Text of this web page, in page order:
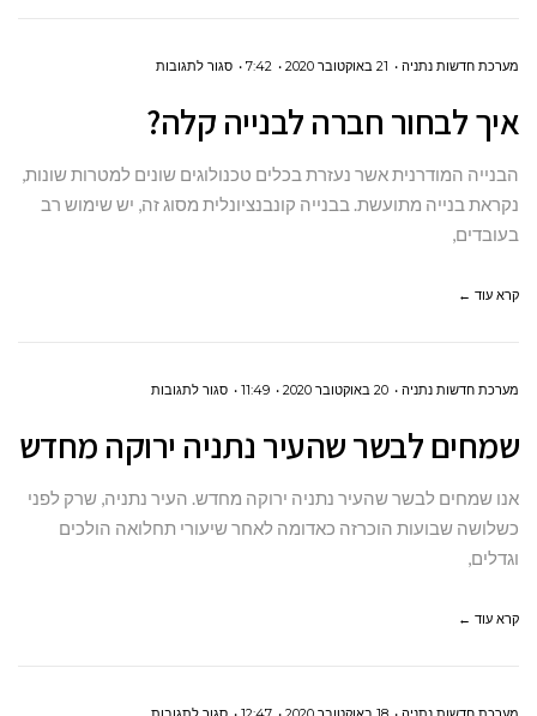
מערכת חדשות נתניה 21 באוקטובר 2020 7:42 סגור לתגובותעל
לבחור
לבנייה
איך לבחור חברה לבנייה קלה?
הבנייה המודרנית אשר נעזרת בכלים טכנולוגים שונים למטרות שונות,
נקראת בנייה מתועשת. בבנייה קונבנציונלית מסוג זה, יש שימוש רב
בעובדים,
קרא עוד ←
מערכת חדשות נתניה 20 באוקטובר 2020 11:49 סגור לתגובותעל
לבשר
נתניה
שמחים לבשר שהעיר נתניה ירוקה מחדש
אנו שמחים לבשר שהעיר נתניה ירוקה מחדש. העיר נתניה, שרק לפני
כשלושה שבועות הוכרזה כאדומה לאחר שיעורי תחלואה הולכים
וגדלים,
קרא עוד ←
על